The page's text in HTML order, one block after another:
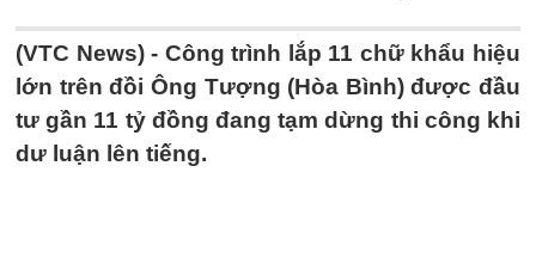
(VTC News) - Công trình lắp 11 chữ khẩu hiệu
lớn trên đồi Ông Tượng (Hòa Bình) được đầu
tư gần 11 tỷ đồng đang tạm dừng thi công khi
dư luận lên tiếng.